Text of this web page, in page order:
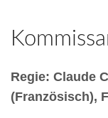
Regie: Claude
(Französisch),